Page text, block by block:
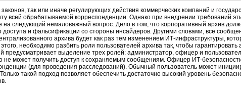
так или иначе регулирующих действия коммерческих компаний и
всей обрабатываемой корреспонденции. Однако при внедрении требований
на следующий немаловажный вопрос. Дело в том, что корпоративный архив
доступа и фальсификации со стороны инсайдеров. Другими словами, все
архива будет как раз тем изменением ИТ-инфраструктуры,
необходимо разбить роли пользователей архива так, чтобы
предусматривает выделение трех ролей: администратор, офицер и
не может получить доступ к сохраняемым сообщениям. Офицер ИТ-
(для проведения расследований). Обычный пользователь может
такой подход позволяет обеспечить достаточно высокий уровень